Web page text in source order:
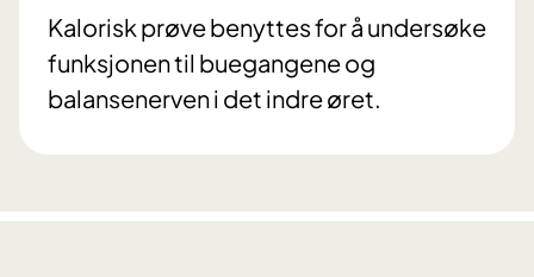
Kalorisk prøve benyttes for å undersøke
funksjonen til buegangene og
balansenerven i det indre øret.